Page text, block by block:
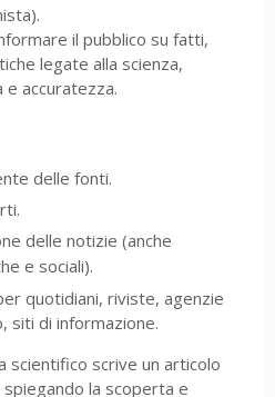
il pubblico su fatti,
legate alla scienza,
accuratezza.
delle fonti.
delle notizie (anche
e sociali).
quotidiani, riviste, agenzie
siti di informazione.
scientifico scrive un articolo
spiegando la scoperta e